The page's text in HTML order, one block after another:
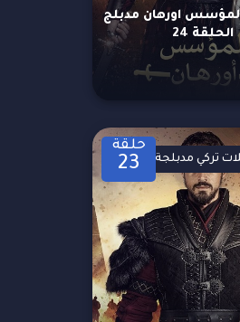
اورهان مدبلج
الحلقة 24
حلقة
23 تركي مدبلجة